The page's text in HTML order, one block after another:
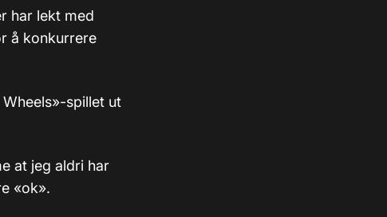
har lekt med
å konkurrere
spillet ut
at jeg aldri har
«ok».